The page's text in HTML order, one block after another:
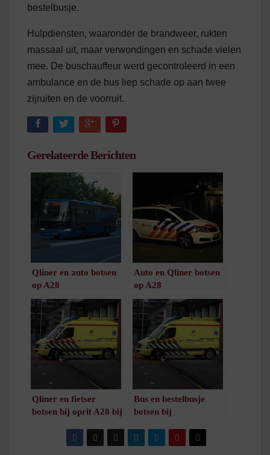
bestelbusje.
Hulpdiensten, waaronder de brandweer, rukten
massaal uit, maar verwondingen en schade vielen
mee. De buschauffeur werd gecontroleerd in een
ambulance en de bus liep schade op aan twee
zijruiten en de voorruit.
Gerelateerde Berichten
Qliner en auto botsen
op A28
/1minuut leestijd
Auto en Qliner botsen
op A28
/1minuut leestijd
Qliner en fietser
botsen bij oprit A28 bij
minuut leestijd
Bus en bestelbusje
botsen bij
Kring
/ 1minuut leestijd